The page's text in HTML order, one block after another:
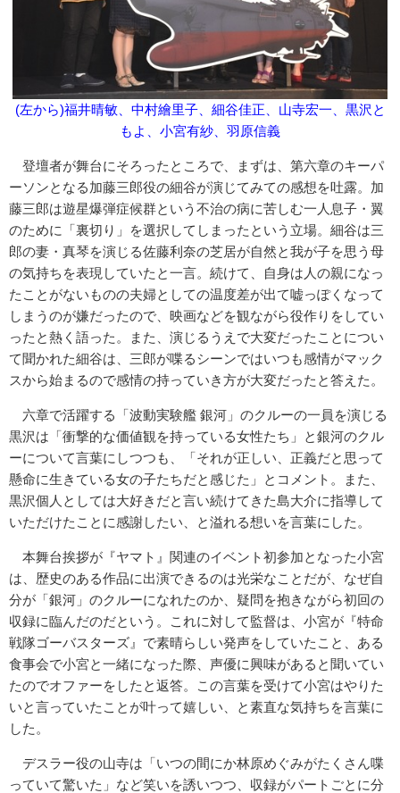
(左から)福井晴敏、中村繪里子、細谷佳正、山寺宏一、黒沢と
もよ、小宮有紗、羽原信義
登壇者が舞台にそろったところで、まずは、第六章のキーパ
ーソンとなる加藤三郎役の細谷が演じてみての感想を吐露。加
藤三郎は遊星爆弾症候群という不治の病に苦しむ一人息子・翼
のために「裏切り」を選択してしまったという立場。細谷は三
郎の妻・真琴を演じる佐藤利奈の芝居が自然と我が子を思う母
の気持ちを表現していたと一言。続けて、自身は人の親になっ
たことがないものの夫婦としての温度差が出て嘘っぽくなって
しまうのが嫌だったので、映画などを観ながら役作りをしてい
ったと熱く語った。また、演じるうえで大変だったことについ
て聞かれた細谷は、三郎が喋るシーンではいつも感情がマック
スから始まるので感情の持っていき方が大変だったと答えた。
六章で活躍する「波動実験艦 銀河」のクルーの一員を演じる
黒沢は「衝撃的な価値観を持っている女性たち」と銀河のクル
ーについて言葉にしつつも、「それが正しい、正義だと思って
懸命に生きている女の子たちだと感じた」とコメント。また、
黒沢個人としては大好きだと言い続けてきた島大介に指導して
いただけたことに感謝したい、と溢れる想いを言葉にした。
本舞台挨拶が『ヤマト』関連のイベント初参加となった小宮
は、歴史のある作品に出演できるのは光栄なことだが、なぜ自
分が「銀河」のクルーになれたのか、疑問を抱きながら初回の
収録に臨んだのだという。これに対して監督は、小宮が『特命
戦隊ゴーバスターズ』で素晴らしい発声をしていたこと、ある
食事会で小宮と一緒になった際、声優に興味があると聞いてい
たのでオファーをしたと返答。この言葉を受けて小宮はやりた
いと言っていたことが叶って嬉しい、と素直な気持ちを言葉に
した。
デスラー役の山寺は「いつの間にか林原めぐみがたくさん喋
っていて驚いた」など笑いを誘いつつ、収録がパートごとに分